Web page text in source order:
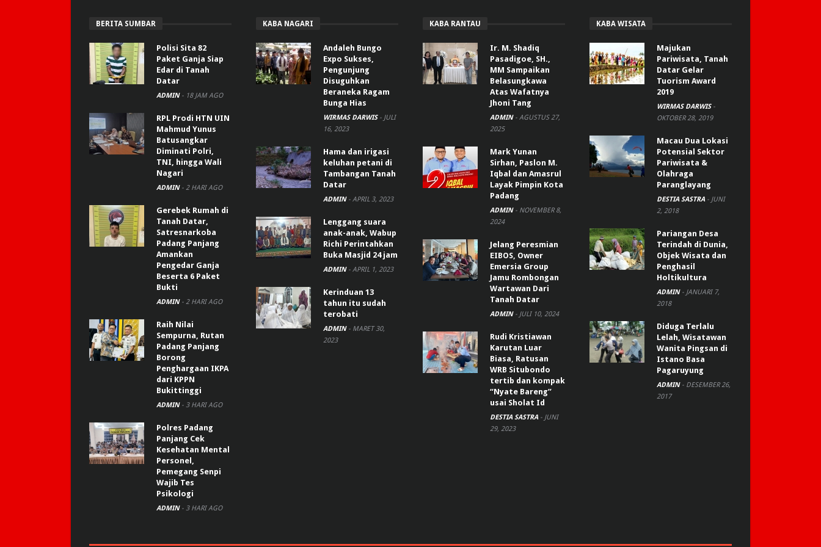
BERITA SUMBAR
Polisi Sita 82
Paket Ganja Siap
Edar di Tanah
Datar
ADMIN - 18 JAM AGO
RPL Prodi HTN UIN
Mahmud Yunus
Batusangkar
Diminati Polri,
TNI, hingga Wali
Nagari
ADMIN - 2 HARI AGO
Gerebek Rumah di
Tanah Datar,
Satresnarkoba
Padang Panjang
Amankan
Pengedar Ganja
Beserta 6 Paket
Bukti
ADMIN - 2 HARI AGO
Raih Nilai
Sempurna, Rutan
Padang Panjang
Borong
Penghargaan IKPA
dari KPPN
Bukittinggi
ADMIN - 3 HARI AGO
Polres Padang
Panjang Cek
Kesehatan Mental
Personel,
Pemegang Senpi
Wajib Tes
Psikologi
ADMIN - 3 HARI AGO
KABA NAGARI
Andaleh Bungo
Expo Sukses,
Pengunjung
Disuguhkan
Beraneka Ragam
Bunga Hias
WIRMAS DARWIS - JULI
16, 2023
Hama dan irigasi
keluhan petani di
Tambangan Tanah
Datar
ADMIN - APRIL 3, 2023
Lenggang suara
anak-anak, Wabup
Richi Perintahkan
Buka Masjid 24 jam
ADMIN - APRIL 1, 2023
Kerinduan 13
tahun itu sudah
terobati
ADMIN - MARET 30,
2023
KABA RANTAU
Ir. M. Shadiq
Pasadigoe, SH.,
MM Sampaikan
Belasungkawa
Atas Wafatnya
Jhoni Tang
ADMIN - AGUSTUS 27,
2025
Mark Yunan
Sirhan, Paslon M.
Iqbal dan Amasrul
Layak Pimpin Kota
Padang
ADMIN - NOVEMBER 8,
2024
Jelang Peresmian
EIBOS, Owner
Emersia Group
Jamu Rombongan
Wartawan Dari
Tanah Datar
ADMIN - JULI 10, 2024
Rudi Kristiawan
Karutan Luar
Biasa, Ratusan
WRB Situbondo
tertib dan kompak
“Nyate Bareng”
usai Sholat Id
DESTIA SASTRA - JUNI
29, 2023
KABA WISATA
Majukan
Pariwisata, Tanah
Datar Gelar
Tuorism Award
2019
WIRMAS DARWIS -
OKTOBER 28, 2019
Macau Dua Lokasi
Potensial Sektor
Pariwisata &
Olahraga
Paranglayang
DESTIA SASTRA - JUNI
2, 2018
Pariangan Desa
Terindah di Dunia,
Objek Wisata dan
Penghasil
Holtikultura
ADMIN - JANUARI 7,
2018
Diduga Terlalu
Lelah, Wisatawan
Wanita Pingsan di
Istano Basa
Pagaruyung
ADMIN - DESEMBER 26,
2017